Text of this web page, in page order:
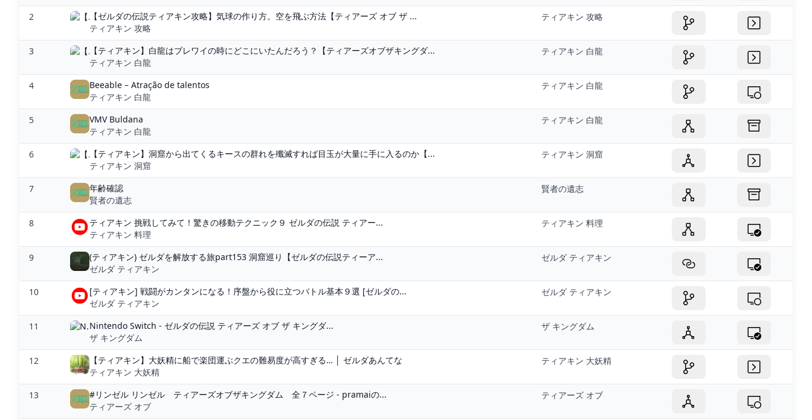
2
【ゼルダの伝説ティアキン攻略】気球の作り方。空を飛ぶ方法【ティアーズ オブ ザ ...
ティアキン 攻略
ティアキン 攻略
3
【ティアキン】白龍はブレワイの時にどこにいたんだろう？【ティアーズオブザキングダ...
ティアキン 白龍
ティアキン 白龍
4
Beeable – Atração de talentos
ティアキン 白龍
ティアキン 白龍
5
VMV Buldana
ティアキン 白龍
ティアキン 白龍
6
【ティアキン】洞窟から出てくるキースの群れを殲滅すれば目玉が大量に手に入るのか【...
ティアキン 洞窟
ティアキン 洞窟
7
年齢確認
賢者の遺志
賢者の遺志
8
ティアキン 挑戦してみて！驚きの移動テクニック９ ゼルダの伝説 ティアー...
ティアキン 料理
ティアキン 料理
9
(ティアキン) ゼルダを解放する旅part153 洞窟巡り【ゼルダの伝説ティーア...
ゼルダ ティアキン
ゼルダ ティアキン
10
[ティアキン] 戦闘がカンタンになる！序盤から役に立つバトル基本９選 [ゼルダの...
ゼルダ ティアキン
ゼルダ ティアキン
11
Nintendo Switch - ゼルダの伝説 ティアーズ オブ ザ キングダ...
ザ キングダム
ザ キングダム
12
【ティアキン】大妖精に船で楽団運ぶクエの難易度が高すぎる… │ ゼルダあんてな
ティアキン 大妖精
ティアキン 大妖精
13
#リンゼル リンゼル ティアーズオブザキングダム 全７ページ - pramaiの...
ティアーズ オブ
ティアーズ オブ